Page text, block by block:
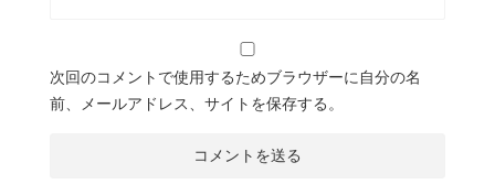
次回のコメントで使用するためブラウザーに自分の名
前、メールアドレス、サイトを保存する。